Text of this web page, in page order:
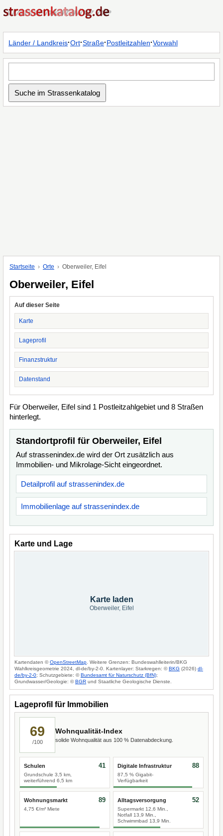
Länder / Landkreis·Ort·Straße·Postleitzahlen·Vorwahl
Startseite Orte Oberweiler, Eifel
Oberweiler, Eifel
Auf dieser Seite
Karte
Lageprofil
Finanzstruktur
Datenstand
Für Oberweiler, Eifel sind 1 Postleitzahlgebiet und 8 Straßen
hinterlegt.
Standortprofil für Oberweiler, Eifel
Auf strassenindex.de wird der Ort zusätzlich aus
Immobilien- und Mikrolage-Sicht eingeordnet.
Detailprofil auf strassenindex.de
Immobilienlage auf strassenindex.de
Karte und Lage
Karte laden
Oberweiler, Eifel
Kartendaten ©OpenStreetMap . Weitere Grenzen: Bundeswahlleiterin/BKG
Wahlkreisgeometrie 2024, dl-de/by-2-0. Kartenlayer: Starkregen: ©BKG (2026) dl-
de/by-2-0; Schutzgebiete: ©Bundesamt für Naturschutz (BfN);
Grundwasser/Geologie: ©BGR und Staatliche Geologische Dienste.
Lageprofil für Immobilien
69
/100
Wohnqualität-Index
solide Wohnqualität aus 100 % Datenabdeckung.
Schulen
Grundschule 3,5 km,
weiterführend 6,5 km
41 Digitale Infrastruktur
87,5 % Gigabit-
Verfügbarkeit
88
Wohnungsmarkt
4,75 €/m² Miete
89 Alltagsversorgung
Supermarkt 12,6 Min.,
Notfall 13,9 Min.,
Schwimmbad 13,9 Min.
52